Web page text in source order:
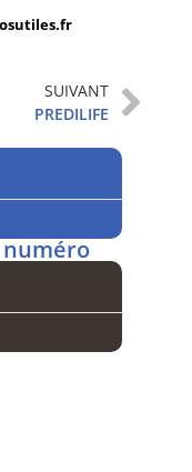
SUIVANT
PREDILIFE